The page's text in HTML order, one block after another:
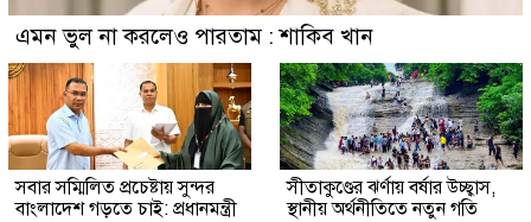
এমন ভুল না করলেও পারতাম : শাকিব খান
সবার সম্মিলিত প্রচেষ্টায় সুন্দর
বাংলাদেশ গড়তে চাই: প্রধানমন্ত্রী
সীতাকুণ্ডের ঝর্ণায় বর্ষার উচ্ছ্বাস,
স্থানীয় অর্থনীতিতে নতুন গতি